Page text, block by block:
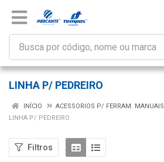
LINHA P/ PEDREIRO
INÍCIO
ACESSORIOS P/ FERRAM. MANUAIS
LINHA P/ PEDREIRO
Filtros